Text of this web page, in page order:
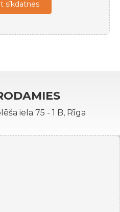
sīkdatnes
iela 75 - 1 B, Rīga